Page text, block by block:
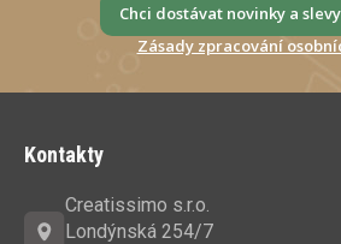
Chci dostávat novinky a
Zásady zpracování
Kontakty
Creatissimo s.r.o.
Londýnská 254/7